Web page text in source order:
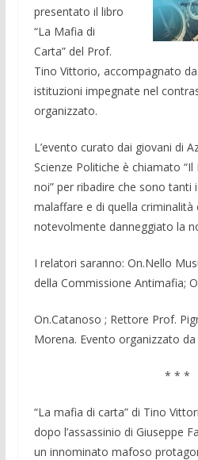
presentato il libro
“La Mafia di
Carta” del Prof.
Tino Vittorio, accompagnato
istituzioni impegnate nel
organizzato.
L’evento curato dai giovani di
Scienze Politiche è chiamato
noi” per ribadire che sono tanti
malaffare e di quella criminalità
notevolmente danneggiato la
I relatori saranno: On.Nello
della Commissione Antimafia;
On.Catanoso ; Rettore Prof.
Morena. Evento organizzato da
* * *
“La mafia di carta” di Tino
dopo l’assassinio di Giuseppe
un innominato mafoso